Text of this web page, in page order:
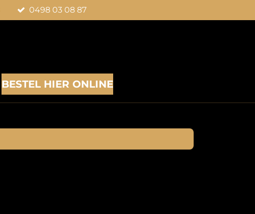
0498 03 08 87
BESTEL HIER ONLINE